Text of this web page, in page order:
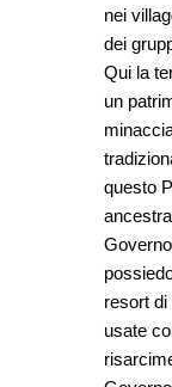
nei
dei
Qui la
un
questo
resort di
usate